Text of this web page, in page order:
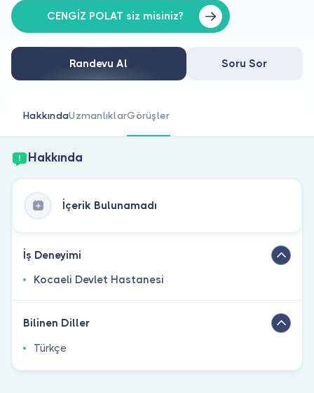
Doktorlar için
Doktor musunuz?
CENGİZ POLAT siz misiniz?
Randevu Al Soru Sor
HakkındaUzmanlıklarGörüşler
Hakkında
İçerik Bulunamadı
İş Deneyimi
Kocaeli Devlet Hastanesi
Bilinen Diller
Türkçe